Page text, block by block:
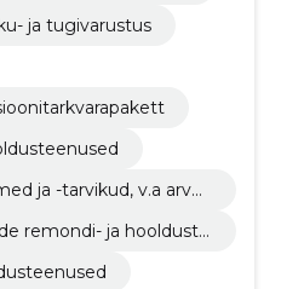
ja tugivarustus
ja -tarvikud, v.a arvut
remondi- ja hoolduste